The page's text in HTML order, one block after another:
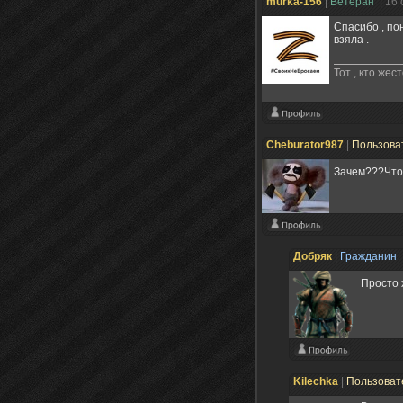
Спасибо ,
взяла .
Тот , кто
Cheburator987
Добряк Гражданин
Просто
Kilechka